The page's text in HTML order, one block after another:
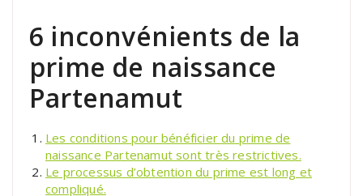
6 inconvénients de la
prime de naissance
Partenamut
Les conditions pour bénéficier du prime de
naissance Partenamut sont très restrictives.
Le processus d’obtention du prime est long et
compliqué.